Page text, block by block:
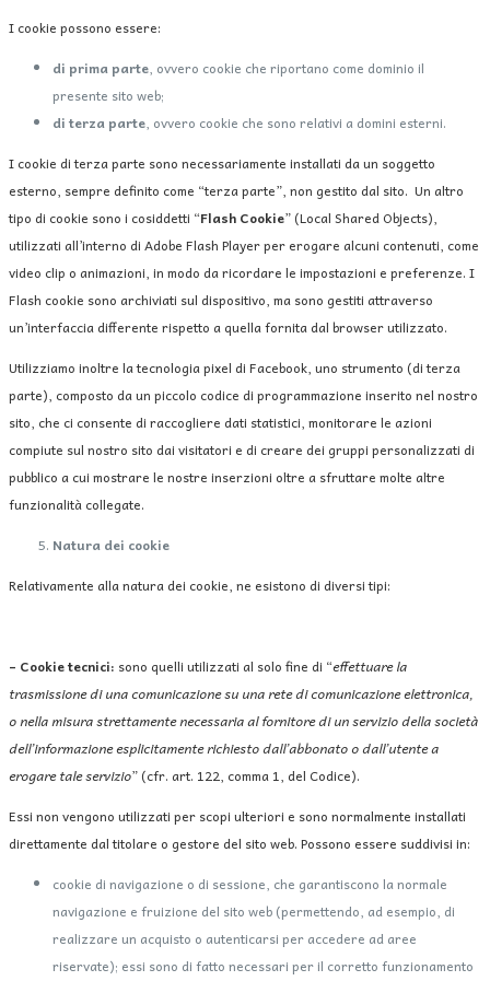
I cookie possono essere:
di prima parte, ovvero cookie che riportano come dominio il
presente sito web;
di terza parte, ovvero cookie che sono relativi a domini esterni.
I cookie di terza parte sono necessariamente installati da un soggetto
esterno, sempre definito come “terza parte”, non gestito dal sito. Un altro
tipo di cookie sono i cosiddetti “Flash Cookie” (Local Shared Objects),
utilizzati all’interno di Adobe Flash Player per erogare alcuni contenuti, come
video clip o animazioni, in modo da ricordare le impostazioni e preferenze. I
Flash cookie sono archiviati sul dispositivo, ma sono gestiti attraverso
un’interfaccia differente rispetto a quella fornita dal browser utilizzato.
Utilizziamo inoltre la tecnologia pixel di Facebook, uno strumento (di terza
parte), composto da un piccolo codice di programmazione inserito nel nostro
sito, che ci consente di raccogliere dati statistici, monitorare le azioni
compiute sul nostro sito dai visitatori e di creare dei gruppi personalizzati di
pubblico a cui mostrare le nostre inserzioni oltre a sfruttare molte altre
funzionalità collegate.
Natura dei cookie
Relativamente alla natura dei cookie, ne esistono di diversi tipi:
– Cookie tecnici: sono quelli utilizzati al solo fine di “effettuare la
trasmissione di una comunicazione su una rete di comunicazione elettronica,
o nella misura strettamente necessaria al fornitore di un servizio della società
dell’informazione esplicitamente richiesto dall’abbonato o dall’utente a
erogare tale servizio” (cfr. art. 122, comma 1, del Codice).
Essi non vengono utilizzati per scopi ulteriori e sono normalmente installati
direttamente dal titolare o gestore del sito web. Possono essere suddivisi in:
cookie di navigazione o di sessione, che garantiscono la normale
navigazione e fruizione del sito web (permettendo, ad esempio, di
realizzare un acquisto o autenticarsi per accedere ad aree
riservate); essi sono di fatto necessari per il corretto funzionamento